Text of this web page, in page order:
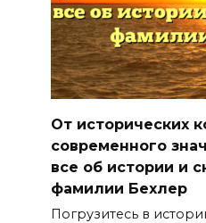
От исторических
современного
все об истории и
фамилии Бехлер
Погрузитесь в